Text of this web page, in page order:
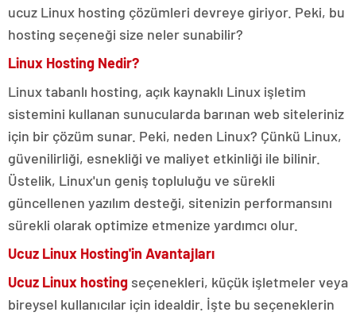
ucuz Linux hosting çözümleri devreye giriyor. Peki, bu
hosting seçeneği size neler sunabilir?
Linux Hosting Nedir?
Linux tabanlı hosting, açık kaynaklı Linux işletim
sistemini kullanan sunucularda barınan web siteleriniz
için bir çözüm sunar. Peki, neden Linux? Çünkü Linux,
güvenilirliği, esnekliği ve maliyet etkinliği ile bilinir.
Üstelik, Linux'un geniş topluluğu ve sürekli
güncellenen yazılım desteği, sitenizin performansını
sürekli olarak optimize etmenize yardımcı olur.
Ucuz Linux Hosting'in Avantajları
Ucuz Linux hosting seçenekleri, küçük işletmeler veya
bireysel kullanıcılar için idealdir. İşte bu seçeneklerin